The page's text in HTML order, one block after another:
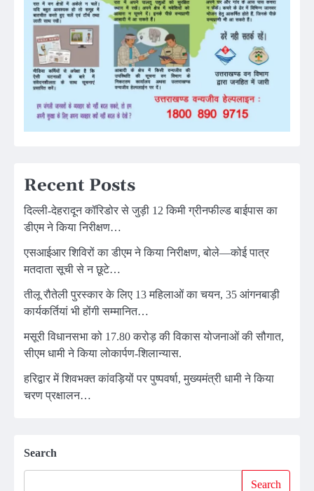
Recent Posts
दिल्ली-देहरादून कॉरिडोर से जुड़ी 12 किमी ग्रीनफील्ड बाईपास का
डीएम ने किया निरीक्षण…
एसआईआर शिविरों का डीएम ने किया निरीक्षण, बोले—कोई पात्र
मतदाता सूची से न छूटे…
तीलू रौतेली पुरस्कार के लिए 13 महिलाओं का चयन, 35 आंगनबाड़ी
कार्यकर्तियां भी होंगी सम्मानित…
मसूरी विधानसभा को 17.80 करोड़ की विकास योजनाओं की सौगात,
सीएम धामी ने किया लोकार्पण-शिलान्यास.
हरिद्वार में शिवभक्त कांवड़ियों पर पुष्पवर्षा, मुख्यमंत्री धामी ने किया
चरण प्रक्षालन…
Search
Search